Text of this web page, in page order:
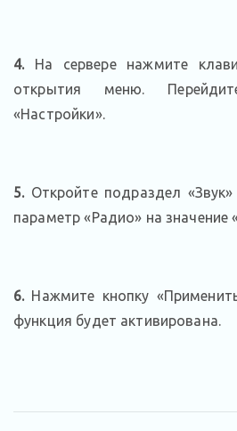
4.На сервере нажмите
открытия меню.
«Настройки».
5.Откройте подраздел «Звук»
параметр «Радио» на значение
6.Нажмите кнопку
функция будет активирована.